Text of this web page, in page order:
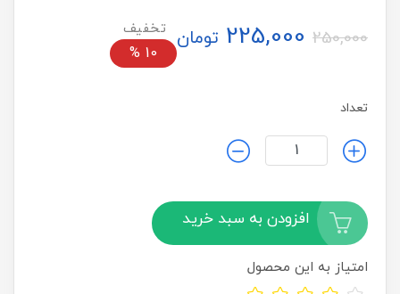
250,000 تومان
10
%
تعداد
افزودن به سبد خرید
امتیاز به این محصول